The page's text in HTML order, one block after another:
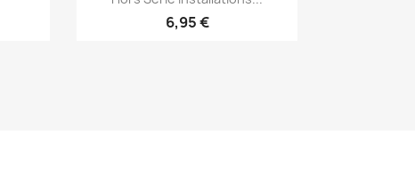
6,95 €